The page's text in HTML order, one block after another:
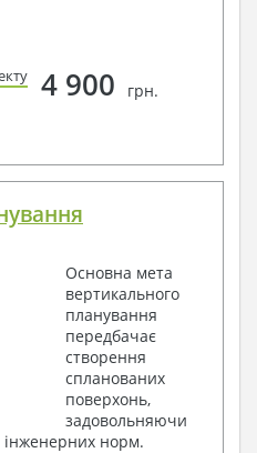
4 900 грн.
Основна мета
вертикального
планування
передбачає
створення
спланованих
поверхонь,
задовольняючи
інженерних норм.